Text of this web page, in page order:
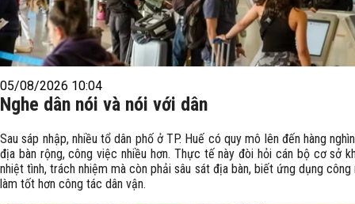
05/08/2026 10:04
Nghe dân nói và nói với dân
Sau sáp nhập, nhiều tổ dân phố ở TP. Huế có quy mô lên đến hàng
địa bàn rộng, công việc nhiều hơn. Thực tế này đòi hỏi cán bộ cơ sở
nhiệt tình, trách nhiệm mà còn phải sâu sát địa bàn, biết ứng dụng công
làm tốt hơn công tác dân vận.